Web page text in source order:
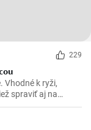
229
Vhodné k ryži,
spraviť aj na
prírodno.